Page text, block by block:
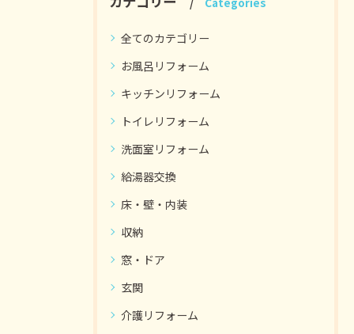
全てのカテゴリー
お風呂リフォーム
キッチンリフォーム
トイレリフォーム
洗面室リフォーム
給湯器交換
床・壁・内装
収納
窓・ドア
玄関
介護リフォーム